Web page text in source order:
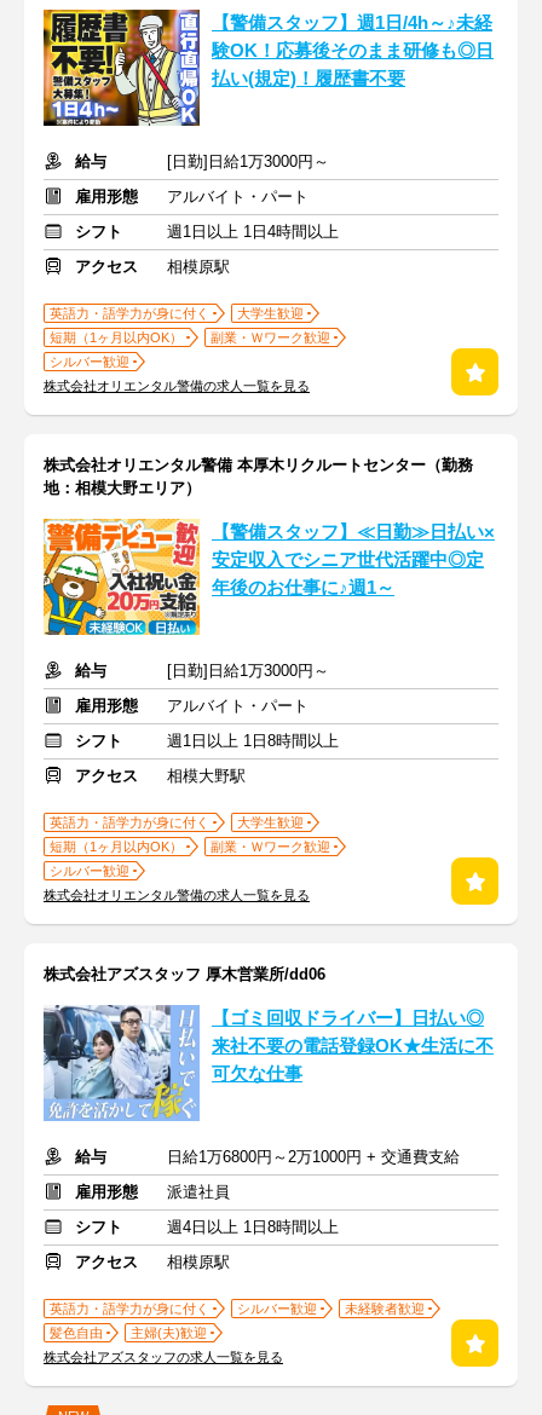
【警備スタッフ】週1日/4h～♪未経
験OK！応募後そのまま研修も◎日
払い(規定)！履歴書不要
給与
[日勤]日給1万3000円～
雇用形態
アルバイト・パート
シフト
週1日以上 1日4時間以上
アクセス
相模原駅
英語力・語学力が身に付く
大学生歓迎
短期（1ヶ月以内OK）
副業・Ｗワーク歓迎
シルバー歓迎
株式会社オリエンタル警備の求人一覧を見る
株式会社オリエンタル警備 本厚木リクルートセンター（勤務
地：相模大野エリア）
【警備スタッフ】≪日勤≫日払い×
安定収入でシニア世代活躍中◎定
年後のお仕事に♪週1～
給与
[日勤]日給1万3000円～
雇用形態
アルバイト・パート
シフト
週1日以上 1日8時間以上
アクセス
相模大野駅
英語力・語学力が身に付く
大学生歓迎
短期（1ヶ月以内OK）
副業・Ｗワーク歓迎
シルバー歓迎
株式会社オリエンタル警備の求人一覧を見る
株式会社アズスタッフ 厚木営業所/dd06
【ゴミ回収ドライバー】日払い◎
来社不要の電話登録OK★生活に不
可欠な仕事
給与
日給1万6800円～2万1000円 + 交通費支給
雇用形態
派遣社員
シフト
週4日以上 1日8時間以上
アクセス
相模原駅
英語力・語学力が身に付く シルバー歓迎
未経験者歓迎
髪色自由
主婦(夫)歓迎
株式会社アズスタッフの求人一覧を見る